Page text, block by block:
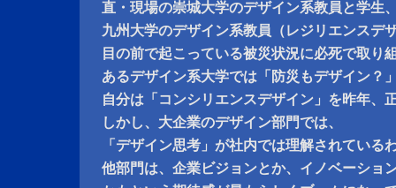
直・現場の崇城大学のデザイン系教員と学生
九州大学のデザイン系教員（レジリエンスデ
目の前で起こっている被災状況に必死で取り
あるデザイン系大学では「防災もデザイン？
自分は「コンシリエンスデザイン」を昨年、
しかし、大企業のデザイン部門では、
「デザイン思考」が社内では理解されている
他部門は、企業ビジョンとか、イノベーショ